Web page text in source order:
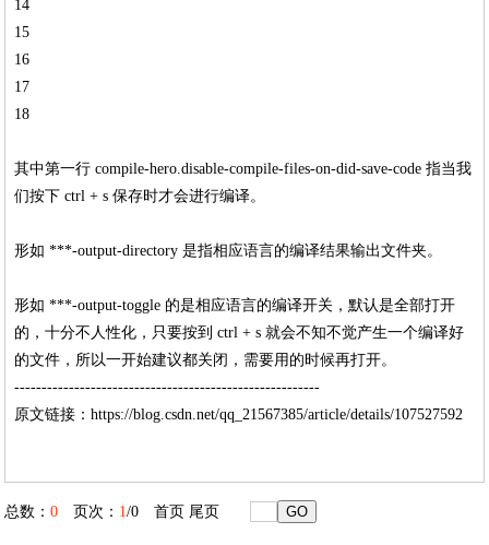
14
15
16
17
18
其中第一行 compile-hero.disable-compile-files-on-did-save-code 指当我
们按下 ctrl + s 保存时才会进行编译。
形如 ***-output-directory 是指相应语言的编译结果输出文件夹。
形如 ***-output-toggle 的是相应语言的编译开关，默认是全部打开
的，十分不人性化，只要按到 ctrl + s 就会不知不觉产生一个编译好
的文件，所以一开始建议都关闭，需要用的时候再打开。
--------------------------------------------------------
原文链接：https://blog.csdn.net/qq_21567385/article/details/107527592
总数：0 页次： 1/0首页 尾页